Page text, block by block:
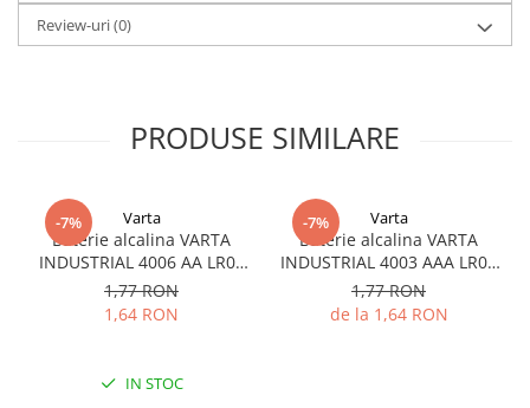
Marine & Caravan
APC
Sisteme de management (BMS)
Redresoare auto, moto, barci si
stationare
Surse UPS
UPS pentru centrale termice si
sisteme de urgenta - acumulator
UPS Trifazat
Review-uri(0)
PRODUSE SIMILARE
-7% Varta
Baterie alcalina VARTA
INDUSTRIAL 4006 AA LR06
1.5V bulk
1,77 RON
1,64 RON
IN STOC
-7% Varta
Baterie alcalina VARTA
INDUSTRIAL 4003 AAA LR03
1.5V
1,77 RON
de la 1,64 RON